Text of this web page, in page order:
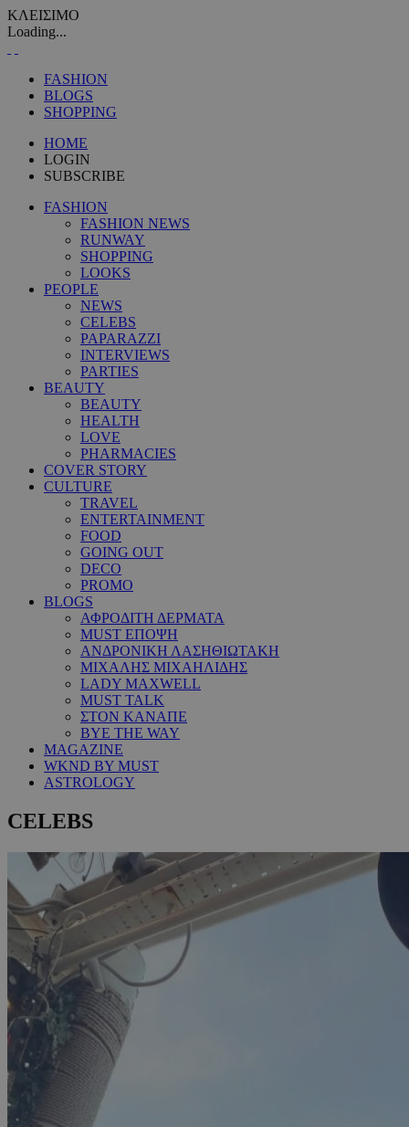
ΚΛΕΙΣΙΜΟ
Loading...
FASHION
BLOGS
SHOPPING
HOME
LOGIN
SUBSCRIBE
FASHION
FASHION NEWS
RUNWAY
SHOPPING
LOOKS
PEOPLE
NEWS
CELEBS
PAPARAZZI
INTERVIEWS
PARTIES
BEAUTY
BEAUTY
HEALTH
LOVE
PHARMACIES
COVER STORY
CULTURE
TRAVEL
ENTERTAINMENT
FOOD
GOING OUT
DECO
PROMO
BLOGS
ΑΦΡΟΔΙΤΗ ΔΕΡΜΑΤΑ
MUST ΕΠΟΨΗ
ΑΝΔΡΟΝΙΚΗ ΛΑΣΗΘΙΩΤΑΚΗ
ΜΙΧΑΛΗΣ ΜΙΧΑΗΛΙΔΗΣ
LADY MAXWELL
MUST TALK
ΣΤΟΝ ΚΑΝΑΠΕ
BYE THE WAY
MAGAZINE
WKND BY MUST
ASTROLOGY
CELEBS